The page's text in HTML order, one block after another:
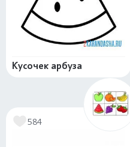
Кусочек арбуза
584